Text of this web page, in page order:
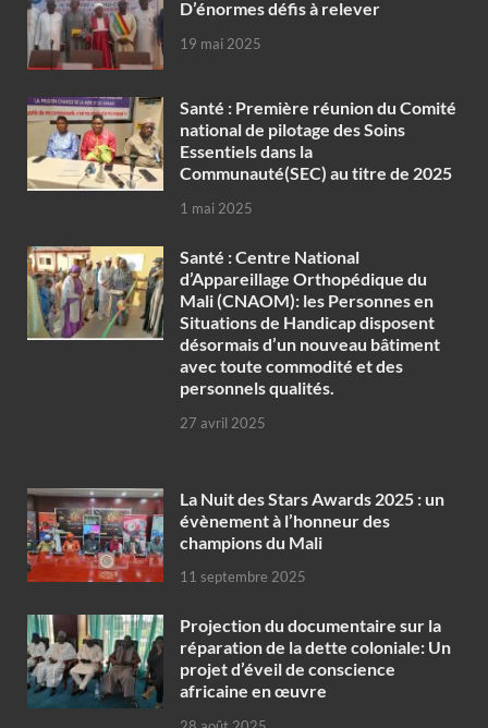
D’énormes défis à relever
19 mai 2025
Santé : Première réunion du Comité
national de pilotage des Soins
Essentiels dans la
Communauté(SEC) au titre de 2025
1 mai 2025
Santé : Centre National
d’Appareillage Orthopédique du
Mali (CNAOM): les Personnes en
Situations de Handicap disposent
désormais d’un nouveau bâtiment
avec toute commodité et des
personnels qualités.
27 avril 2025
‎La Nuit des Stars Awards 2025 : un
évènement à l’honneur des
champions du Mali
11 septembre 2025
Projection du documentaire sur la
réparation de la dette coloniale: Un
projet d’éveil de conscience
africaine en œuvre‎